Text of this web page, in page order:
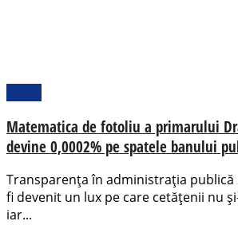
Matematica de fotoliu a primarului
devine 0,0002% pe spatele banului
Transparența în administrația publică
fi devenit un lux pe care cetățenii nu
iar...